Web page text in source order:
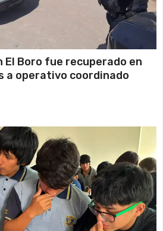
El Boro fue recuperado en
a operativo coordinado